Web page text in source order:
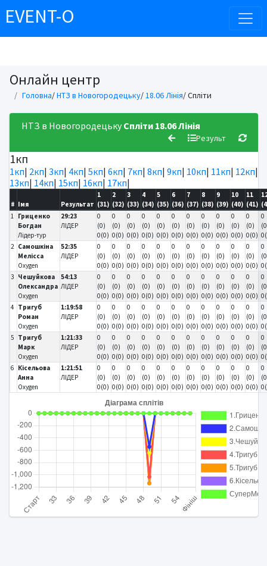
EVENT-O
Онлайн центр
Головна/НТЗ в Новогородецьку/18.06 Лінія/ Спліти
НТЗ в Новогородецьку Спліти 18.06 Лінія
Результ
1кп
1кп| 2кп| 3кп| 4кп| 5кп| 6кп| 7кп| 8кп| 9кп| 10кп| 11кп| 12кп|
13кп| 14кп| 15кп| 16кп| 17кп|
# Імя Результат
1
(31)
2
(32)
3
(33)
4
(34)
5
(35)
6
(36)
7
(37)
8
(38)
9
(39)
10
(40)
11
(41)
1 Гриценко
Богдан
Лідер-тур
29:23
ЛІДЕР
0
(0)
0(0)
0
(0)
0(0)
0
(0)
0(0)
0
(0)
0(0)
0
(0)
0(0)
0
(0)
0(0)
0
(0)
0(0)
0
(0)
0(0)
0
(0)
0(0)
0
(0)
0(0)
0
(0)
0(0)
0
2 Самошкіна
Мелісса
Oxygen
52:35
ЛІДЕР
0
(0)
0(0)
0
(0)
0(0)
0
(0)
0(0)
0
(0)
0(0)
0
(0)
0(0)
0
(0)
0(0)
0
(0)
0(0)
0
(0)
0(0)
0
(0)
0(0)
0
(0)
0(0)
0
(0)
0(0)
0
3 Чешуйкова
Олександра
Oxygen
54:13
ЛІДЕР
0
(0)
0(0)
0
(0)
0(0)
0
(0)
0(0)
0
(0)
0(0)
0
(0)
0(0)
0
(0)
0(0)
0
(0)
0(0)
0
(0)
0(0)
0
(0)
0(0)
0
(0)
0(0)
0
(0)
0(0)
0
4 Тригуб
Роман
Oxygen
1:19:58
ЛІДЕР
0
(0)
0(0)
0
(0)
0(0)
0
(0)
0(0)
0
(0)
0(0)
0
(0)
0(0)
0
(0)
0(0)
0
(0)
0(0)
0
(0)
0(0)
0
(0)
0(0)
0
(0)
0(0)
0
(0)
0(0)
0
5 Тригуб
Марк
Oxygen
1:21:33
ЛІДЕР
0
(0)
0(0)
0
(0)
0(0)
0
(0)
0(0)
0
(0)
0(0)
0
(0)
0(0)
0
(0)
0(0)
0
(0)
0(0)
0
(0)
0(0)
0
(0)
0(0)
0
(0)
0(0)
0
(0)
0(0)
0
6 Кісельова
Анна
Oxygen
1:21:51
ЛІДЕР
0
(0)
0(0)
0
(0)
0(0)
0
(0)
0(0)
0
(0)
0(0)
0
(0)
0(0)
0
(0)
0(0)
0
(0)
0(0)
0
(0)
0(0)
0
(0)
0(0)
0
(0)
0(0)
0
(0)
0(0)
0